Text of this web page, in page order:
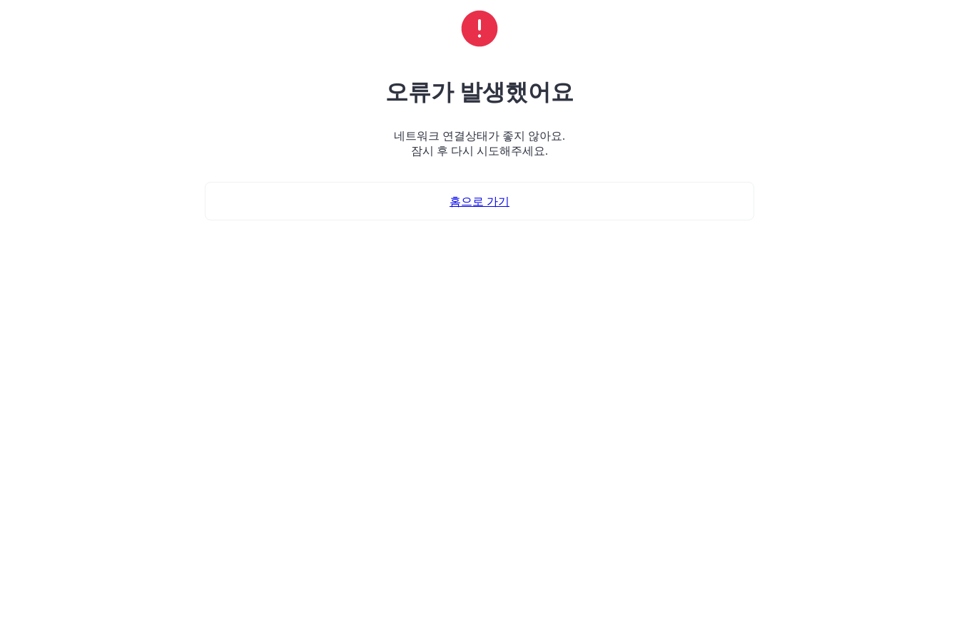
오류가 발생했어요
네트워크 연결상태가 좋지 않아요.
잠시 후 다시 시도해주세요.
홈으로 가기